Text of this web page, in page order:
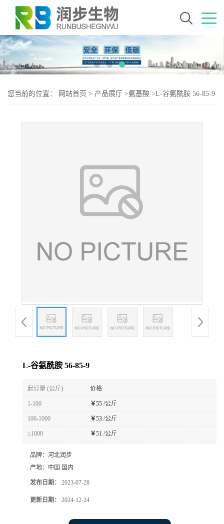
您当前的位置： 网站首页 > 产品展厅 >氨基酸 >L-谷氨酰胺 56-85-9
L-谷氨酰胺 56-85-9
起订量 (公斤) 价格
1-100 ￥55 /公斤
100-1000 ￥53 /公斤
≥1000 ￥51 /公斤
品牌： 河北润步
产地： 中国 国内
发布日期： 2023-07-28
更新日期： 2024-12-24